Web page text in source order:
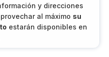
y direcciones
al máximo su
estarán disponibles en